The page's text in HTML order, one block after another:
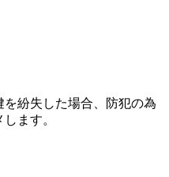
紛失した場合、防犯の為
ます。